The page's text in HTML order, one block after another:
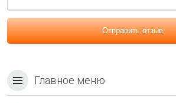
Отправить отзыв
Главное меню